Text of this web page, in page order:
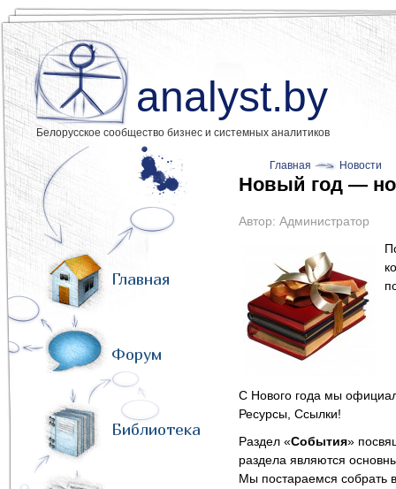
analyst.by
Белорусское сообщество бизнес и системных аналитиков
Главная
Форум
Библиотека
Главная Новости
Новый год —
Автор: Администратор
С Нового года мы
Ресурсы, Ссылки!
Раздел «События»
раздела являются
Мы постараемся собрать